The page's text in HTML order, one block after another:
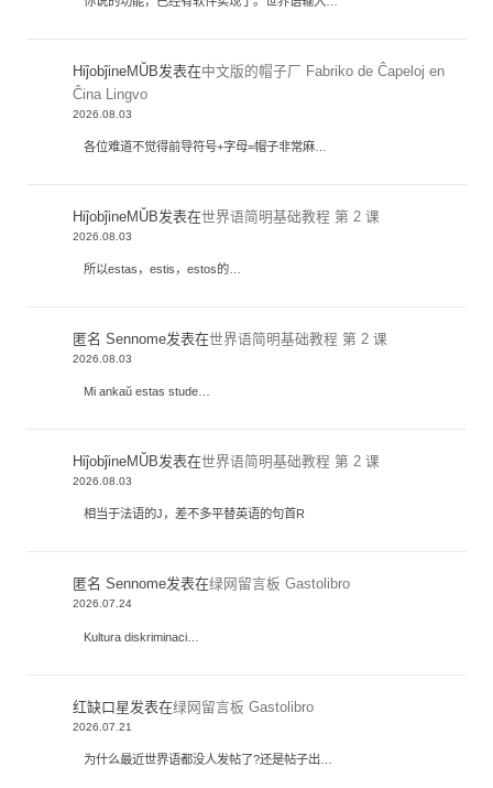
HiĵobĵineMŬB发表在中文版的帽子厂 Fabriko de Ĉapeloj en
Ĉina Lingvo
2026.08.03
各位难道不觉得前导符号+字母=帽子非常麻…
HiĵobĵineMŬB发表在世界语简明基础教程 第 2 课
2026.08.03
所以estas，estis，estos的…
匿名 Sennome发表在世界语简明基础教程 第 2 课
2026.08.03
Mi ankaŭ estas stude…
HiĵobĵineMŬB发表在世界语简明基础教程 第 2 课
2026.08.03
相当于法语的J，差不多平替英语的句首R
匿名 Sennome发表在绿网留言板 Gastolibro
2026.07.24
Kultura diskriminaci…
红缺口星发表在绿网留言板 Gastolibro
2026.07.21
为什么最近世界语都没人发帖了?还是帖子出…